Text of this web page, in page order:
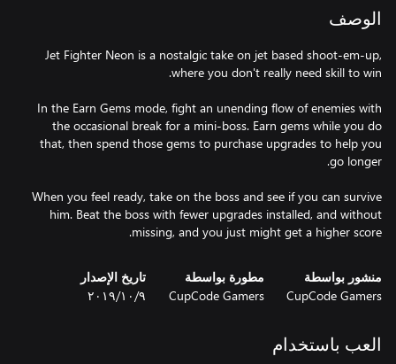
الوصف
Jet Fighter Neon is a nostalgic take on jet based shoot-em-up,
In the Earn Gems mode, fight an unending flow of enemies with
the occasional break for a mini-boss. Earn gems while you do
that, then spend those gems to purchase upgrades to help you
When you feel ready, take on the boss and see if you can survive
him. Beat the boss with fewer upgrades installed, and without
missing, and you just might get a higher score.
منشور بواسطة
CupCode Gamers
مطورة بواسطة
CupCode Gamers
تاريخ الإصدار
٩‏/١٠‏/٢٠١٩
العب باستخدام